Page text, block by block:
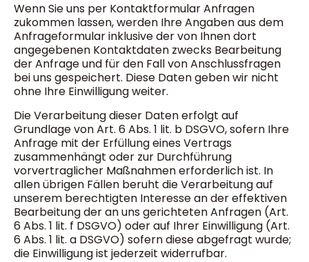
Wenn Sie uns per Kontaktformular Anfragen
zukommen lassen, werden Ihre Angaben aus dem
Anfrageformular inklusive der von Ihnen dort
angegebenen Kontaktdaten zwecks Bearbeitung
der Anfrage und für den Fall von Anschlussfragen
bei uns gespeichert. Diese Daten geben wir nicht
ohne Ihre Einwilligung weiter.
Die Verarbeitung dieser Daten erfolgt auf
Grundlage von Art. 6 Abs. 1 lit. b DSGVO, sofern Ihre
Anfrage mit der Erfüllung eines Vertrags
zusammenhängt oder zur Durchführung
vorvertraglicher Maßnahmen erforderlich ist. In
allen übrigen Fällen beruht die Verarbeitung auf
unserem berechtigten Interesse an der effektiven
Bearbeitung der an uns gerichteten Anfragen (Art.
6 Abs. 1 lit. f DSGVO) oder auf Ihrer Einwilligung (Art.
6 Abs. 1 lit. a DSGVO) sofern diese abgefragt wurde;
die Einwilligung ist jederzeit widerrufbar.